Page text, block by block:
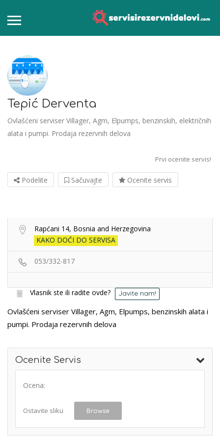
Tepić Derventa
Ovlašćeni serviser Villager, Agm, Elpumps, benzinskih, električnih
alata i pumpi. Prodaja rezervnih delova
Prvi ocenite servis!
Podelite Sačuvajte Ocenite servis
Rapćani 14, Bosnia and Herzegovina
KAKO DOĆI DO SERVISA
053/332-817
Vlasnik ste ili radite ovde? Javite nam!
Ovlašćeni serviser Villager, Agm, Elpumps, benzinskih alata i
pumpi. Prodaja rezervnih delova
Ocenite Servis
Ocena:
Ostavite sliku Browse